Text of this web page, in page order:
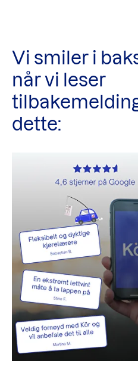
Vi smiler i
når vi leser
dette: